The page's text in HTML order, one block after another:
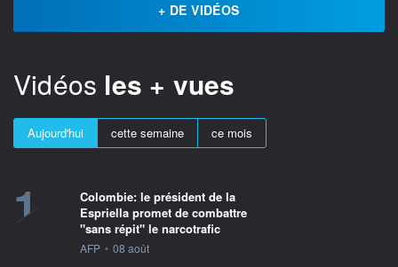
+ DE VIDÉOS
Vidéos les + vues
Aujourd'hui cette semaine ce mois
1
Colombie: le président de la
Espriella promet de combattre
"sans répit" le narcotrafic
information fournie par
AFP • 08 août